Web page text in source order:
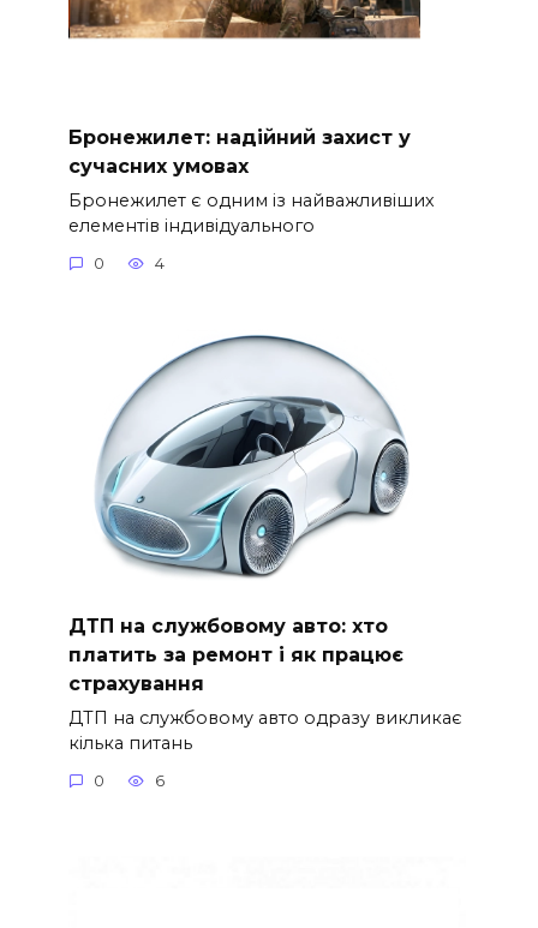
Бронежилет: надійний захист у
сучасних умовах
Бронежилет є одним із найважливіших
елементів індивідуального
0 4
ДТП на службовому авто: хто
платить за ремонт і як працює
страхування
ДТП на службовому авто одразу викликає
кілька питань
0 6